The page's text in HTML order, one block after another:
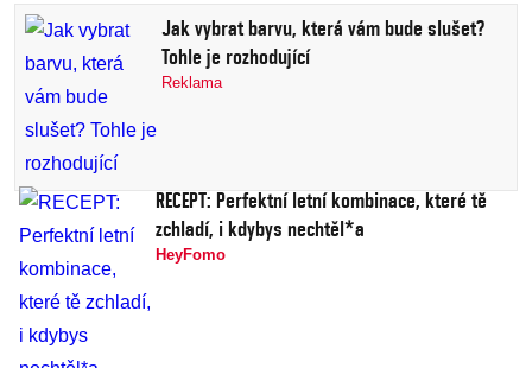
Jak vybrat barvu, která vám bude slušet?
Tohle je rozhodující
Reklama
RECEPT: Perfektní letní kombinace, které tě
zchladí, i kdybys nechtěl*a
HeyFomo